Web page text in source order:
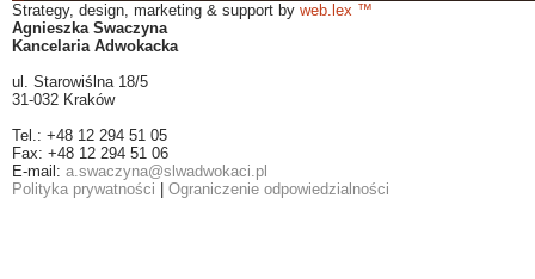
Strategy, design, marketing & support by web.lex ™
Agnieszka Swaczyna
Kancelaria Adwokacka
ul. Starowiślna 18/5
31-032 Kraków
Tel.: +48 12 294 51 05
Fax: +48 12 294 51 06
E-mail: a.swaczyna@slwadwokaci.pl
Polityka prywatności
Ograniczenie odpowiedzialności